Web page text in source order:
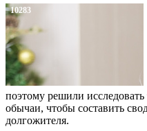
10283
поэтому решили
обычаи, чтобы составить
долгожителя.